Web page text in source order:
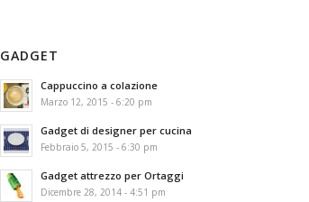
GADGET
Cappuccino a colazione
Marzo 12, 2015 - 6:20 pm
Gadget di designer per cucina
Febbraio 5, 2015 - 6:30 pm
Gadget attrezzo per Ortaggi
Dicembre 28, 2014 - 4:51 pm